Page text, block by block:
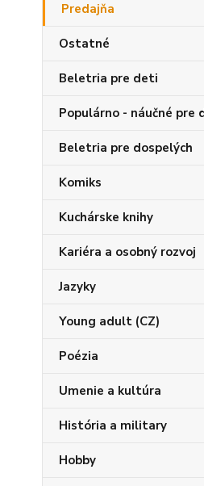
Predajňa
Ostatné
Beletria pre deti
Populárno - náučné pre
Beletria pre dospelých
Komiks
Kuchárske knihy
Kariéra a osobný rozvoj
Jazyky
Young adult (CZ)
Poézia
Umenie a kultúra
História a military
Hobby